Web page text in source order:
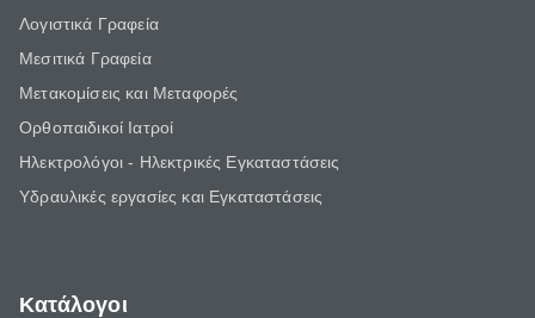
Λογιστικά Γραφεία
Μεσιτικά Γραφεία
Μετακομίσεις και Μεταφορές
Ορθοπαιδικοί Ιατροί
Ηλεκτρολόγοι - Ηλεκτρικές Εγκαταστάσεις
Υδραυλικές εργασίες και Εγκαταστάσεις
Κατάλογοι